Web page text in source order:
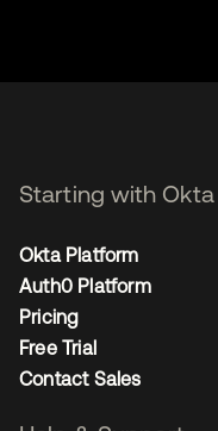
Starting with Okta
Okta Platform
Auth0 Platform
Pricing
Free Trial
Contact Sales